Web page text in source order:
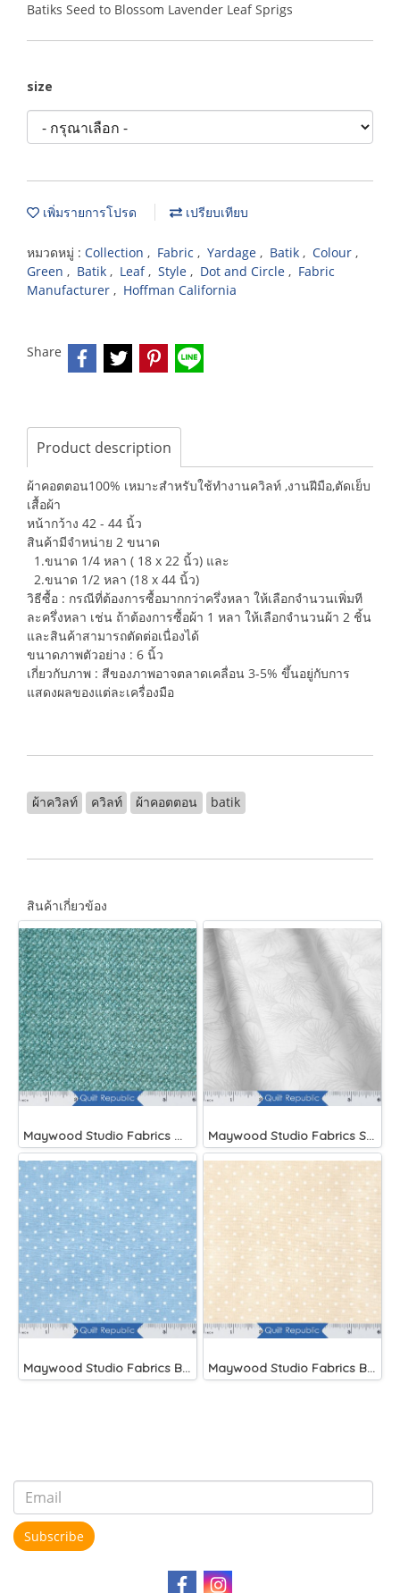
Batiks Seed to Blossom Lavender Leaf Sprigs
size
เพิ่มรายการโปรด เปรียบเทียบ
หมวดหมู่ : Collection , Fabric , Yardage , Batik , Colour ,
Green , Batik , Leaf, Style , Dot and Circle , Fabric
Manufacturer , Hoffman California
Share
Product description
ผ้าคอตตอน100% เหมาะสำหรับใช้ทำงานควิลท์ ,งานฝีมือ,ตัดเย็บ
เสื้อผ้า
หน้ากว้าง 42 - 44 นิ้ว
สินค้ามีจำหน่าย 2 ขนาด
1.ขนาด 1/4 หลา ( 18 x 22 นิ้ว) และ
2.ขนาด 1/2 หลา (18 x 44 นิ้ว)
วิธีซื้อ : กรณีที่ต้องการซื้อมากกว่าครึ่งหลา ให้เลือกจำนวนเพิ่มที
ละครึ่งหลา เช่น ถ้าต้องการซื้อผ้า 1 หลา ให้เลือกจำนวนผ้า 2 ชิ้น
และสินค้าสามารถตัดต่อเนื่องได้
ขนาดภาพตัวอย่าง : 6 นิ้ว
เกี่ยวกับภาพ : สีของภาพอาจตลาดเคลื่อน 3-5% ขึ้นอยู่กับการ
แสดงผลของแต่ละเครื่องมือ
ผ้าควิลท์ ควิลท์ ผ้าคอตตอน batik
สินค้าเกี่ยวข้อง
Maywood Studio Fabrics Woolies Flannel Green Maywood Studio Fabrics Solitaire Whites
Maywood Studio Fabrics Beautiful Basics Blue Maywood Studio Fabrics Beautiful Basics Cream
Subscribe